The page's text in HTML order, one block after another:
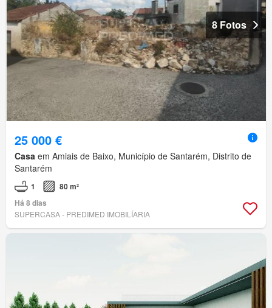
8 Fotos
25 000 €
Casa em Amiais de Baixo, Município de Santarém, Distrito de
Santarém
1
80 m²
Há 8 dias
SUPERCASA - PREDIMED IMOBILÍARIA